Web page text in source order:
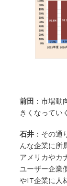
前田 ：市場動
きくなってい
石井 ：その
んな企業に所
アメリカやカ
ユーザー企業
やIT企業に人